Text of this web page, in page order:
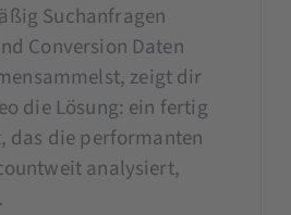
Suchanfragen
Conversion Daten
zeigt dir
die Lösung: ein fertig
das die performanten
analysiert,